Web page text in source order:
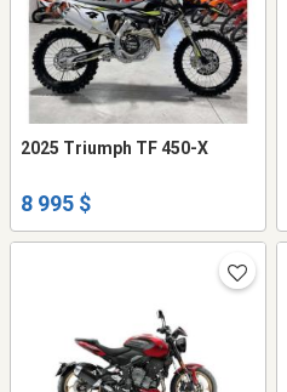
2025 Triumph TF 450-X
8 995 $